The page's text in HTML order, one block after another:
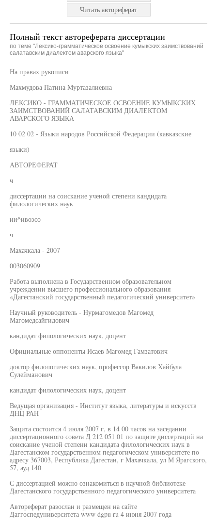
Читать автореферат
Полный текст автореферата диссертации
по теме "Лексико-грамматическое освоение кумыкских заимствований
салатавским диалектом аварского языка"
На правах рукописи
Махмудова Патина Муртазалиевна
ЛЕКСИКО - ГРАММАТИЧЕСКОЕ ОСВОЕНИЕ КУМЫКСКИХ
ЗАИМСТВОВАНИЙ САЛАТАВСКИМ ДИАЛЕКТОМ
АВАРСКОГО ЯЗЫКА
10 02 02 - Языки народов Российской Федерации (кавказские
языки)
АВТОРЕФЕРАТ
ч
диссертации на соискание ученой степени кандидата
филологических наук
ии^ивоэоэ
ч________
Махачкала - 2007
003060909
Работа выполнена в Государственном образовательном
учреждении высшего профессионального образования
«Дагестанский государственный педагогический университет»
Научный руководитель - Нурмагомедов Магомед
Магомедсайгидович
кандидат филологических наук, доцент
Официальные оппоненты Исаев Магомед Гамзатович
доктор филологических наук, профессор Вакилов Хайбула
Сулейманович
кандидат филологических наук, доцент
Ведущая организация - Институт языка, литературы и искусств
ДНЦ РАН
Защита состоится 4 июля 2007 г, в 14 00 часов на заседании
диссертационного совета Д 212 051 01 по защите диссертаций на
соискание ученой степени кандидата филологических наук в
Дагестанском государственном педагогическом университете по
адресу 367003, Республика Дагестан, г Махачкала, ул М Ярагского,
57, ауд 140
С диссертацией можно ознакомиться в научной библиотеке
Дагестанского государственного педагогического университета
Автореферат разослан и размещен на сайте
Даггоспедуниверситета www dgpu ru 4 июня 2007 года